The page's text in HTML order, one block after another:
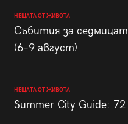
НЕЩАТА ОТ ЖИВОТА
Събития за
(6–9 август)
НЕЩАТА ОТ ЖИВОТА
Summer City Guide: 72